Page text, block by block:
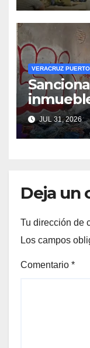
VERACRUZ PUERTO
Veracruz
JUL 31, 2026
Deja un
Tu dirección de
Los campos
Comentario *